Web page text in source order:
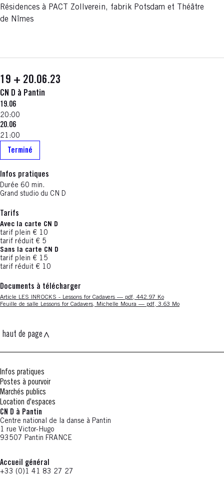
Résidences à PACT Zollverein, fabrik Potsdam et Théâtre
de Nîmes
19 + 20.06.23
CN D à Pantin
19.06
20:00
20.06
21:00
Terminé
Infos pratiques
Durée 60 min.
Grand studio du CN D
Tarifs
Avec la carte CN D
tarif plein € 10
tarif réduit € 5
Sans la carte CN D
tarif plein € 15
tarif réduit € 10
Documents à télécharger
Nouvelle fenêtre
Article LES INROCKS - Lessons for Cadavers — pdf, 442.97 Ko
Nouvelle fenêtre
Feuille de salle Lessons for Cadavers, Michelle Moura — pdf, 3.63 Mo
haut de page
Infos pratiques
Postes à pourvoir
Marchés publics
Location d'espaces
CN D à Pantin
Centre national de la danse à Pantin
1 rue Victor-Hugo
93507 Pantin FRANCE
Accueil général
+33 (0)1 41 83 27 27